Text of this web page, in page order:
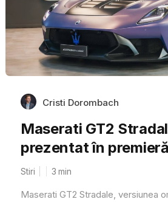
Cristi Dorombach
Maserati GT2
prezentat în
Stiri 3 min
Maserati GT2 Stradale, versiunea